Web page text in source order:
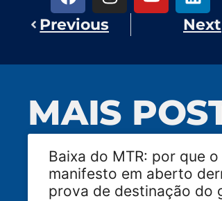
Previous Next
MAIS
Baixa do MTR: por que o
manifesto em aberto
prova de destinação do